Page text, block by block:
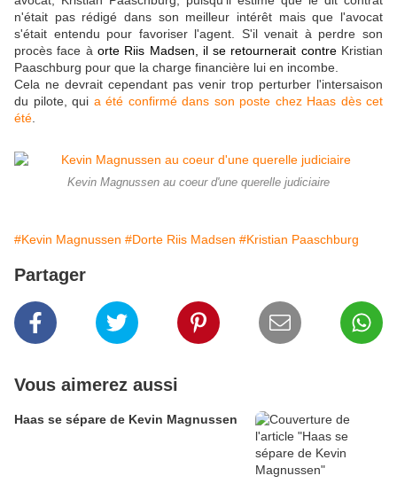
n'était pas rédigé dans son meilleur intérêt mais que l'avocat
s'était entendu pour favoriser l'agent. S'il venait à perdre son
procès face à orte Riis Madsen, il se retournerait contre Kristian
Paaschburg pour que la charge financière lui en incombe.
Cela ne devrait cependant pas venir trop perturber l'intersaison
du pilote, qui a été confirmé dans son poste chez Haas dès cet
été
Kevin Magnussen au coeur d'une querelle judiciaire
#Kevin Magnussen #Dorte Riis Madsen #Kristian Paaschburg
Partager
Vous aimerez aussi
Haas se sépare de Kevin Magnussen